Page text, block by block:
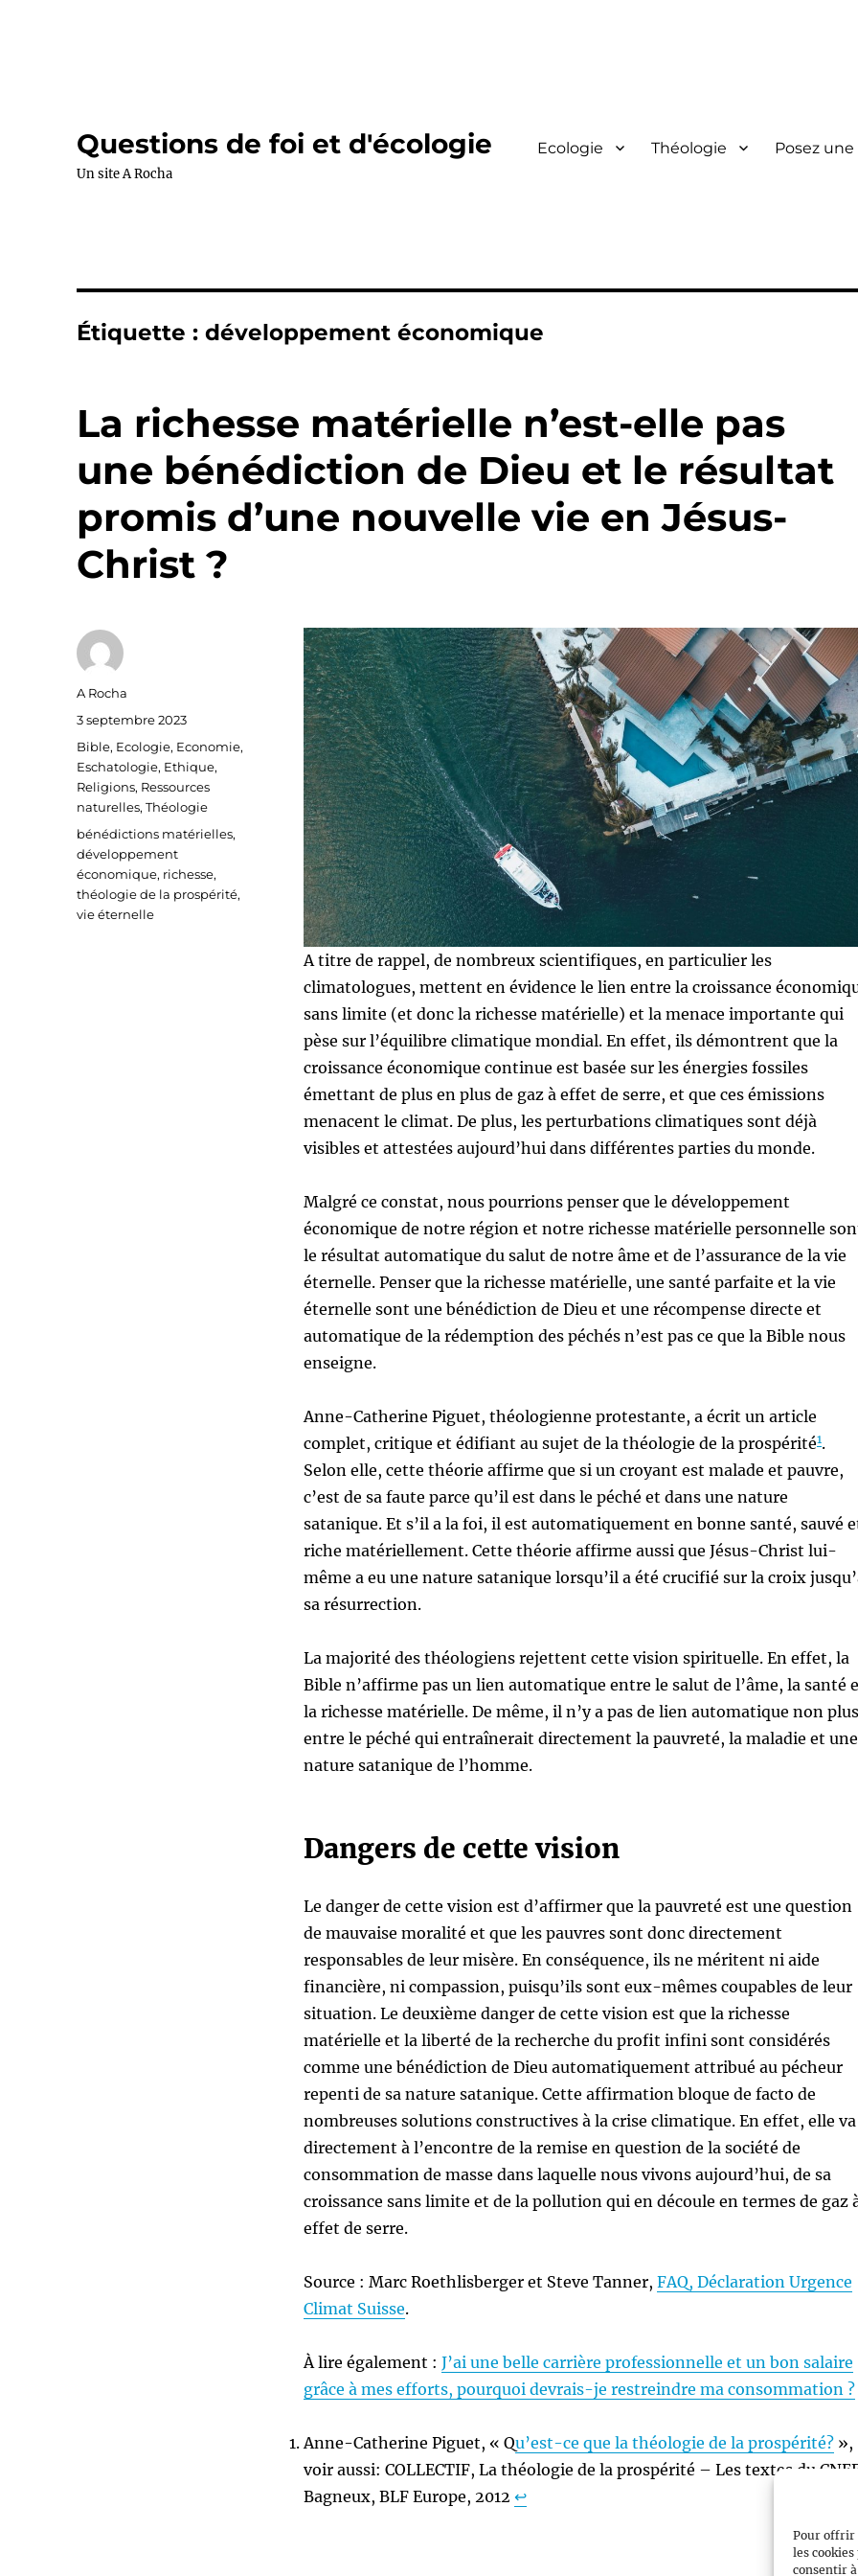
Pour offrir
les
consentir
Questions de foi et d'écologie
Un site A Rocha
Ecologie Théologie Posez
Étiquette :développement économique
La richesse matérielle n’est-elle pas
une bénédiction de Dieu et le résultat
promis d’une nouvelle vie en Jésus-
Christ ?
A titre de rappel, de nombreux scientifiques, en particulier les
climatologues, mettent en évidence le lien entre la croissance
sans limite (et donc la richesse matérielle) et la menace importante qui
pèse sur l’équilibre climatique mondial. En effet, ils démontrent que la
croissance économique continue est basée sur les énergies fossiles
émettant de plus en plus de gaz à effet de serre, et que ces émissions
menacent le climat. De plus, les perturbations climatiques sont déjà
visibles et attestées aujourd’hui dans différentes parties du monde.
Malgré ce constat, nous pourrions penser que le développement
économique de notre région et notre richesse matérielle personnelle
le résultat automatique du salut de notre âme et de l’assurance de la vie
éternelle. Penser que la richesse matérielle, une santé parfaite et la vie
éternelle sont une bénédiction de Dieu et une récompense directe et
automatique de la rédemption des péchés n’est pas ce que la Bible nous
enseigne.
Anne-Catherine Piguet, théologienne protestante, a écrit un article
complet, critique et édifiant au sujet de la théologie de la prospérité1.
Selon elle, cette théorie affirme que si un croyant est malade et pauvre,
c’est de sa faute parce qu’il est dans le péché et dans une nature
satanique. Et s’il a la foi, il est automatiquement en bonne santé, sauvé
riche matériellement. Cette théorie affirme aussi que Jésus-Christ lui-
même a eu une nature satanique lorsqu’il a été crucifié sur la croix
sa résurrection.
La majorité des théologiens rejettent cette vision spirituelle. En effet, la
Bible n’affirme pas un lien automatique entre le salut de l’âme, la santé
la richesse matérielle. De même, il n’y a pas de lien automatique non plus
entre le péché qui entraînerait directement la pauvreté, la maladie et une
nature satanique de l’homme.
Dangers de cette vision
Le danger de cette vision est d’affirmer que la pauvreté est une question
de mauvaise moralité et que les pauvres sont donc directement
responsables de leur misère. En conséquence, ils ne méritent ni aide
financière, ni compassion, puisqu’ils sont eux-mêmes coupables de leur
situation. Le deuxième danger de cette vision est que la richesse
matérielle et la liberté de la recherche du profit infini sont considérés
comme une bénédiction de Dieu automatiquement attribué au pécheur
repenti de sa nature satanique. Cette affirmation bloque de facto de
nombreuses solutions constructives à la crise climatique. En effet, elle va
directement à l’encontre de la remise en question de la société de
consommation de masse dans laquelle nous vivons aujourd’hui, de sa
croissance sans limite et de la pollution qui en découle en termes de gaz
effet de serre.
Source : Marc Roethlisberger et Steve Tanner, FAQ, Déclaration Urgence
Climat Suisse.
À lire également : J’ai une belle carrière professionnelle et un bon salaire
grâce à mes efforts, pourquoi devrais-je restreindre ma consommation ?
Anne-Catherine Piguet, « Qu’est-ce que la théologie de la prospérité?»,
voir aussi: COLLECTIF, La théologie de la prospérité – Les textes du
Bagneux, BLF Europe, 2012 ↩︎
Auteur
A Rocha
Publié
le
3 septembre 2023
Catégories
Bible, Ecologie, Economie,
Eschatologie, Ethique,
Religions, Ressources
naturelles,Théologie
Étiquettes
bénédictions matérielles,
développement
économique, richesse,
théologie de la prospérité,
vie éternelle